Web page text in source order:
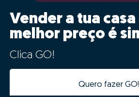
Vender a tua casa
melhor preço é
Clica GO!
Quero fazer GO!